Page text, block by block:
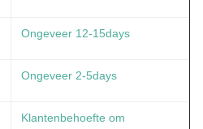
Ongeveer 12-15days
Ongeveer 2-5days
Klantenbehoefte om